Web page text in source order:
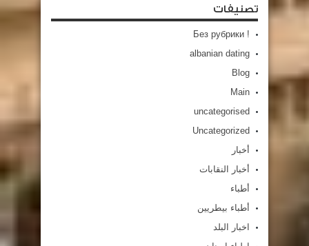
تصنيفات
! Без рубрики
albanian dating
Blog
Main
uncategorised
Uncategorized
أخبار
أخبار النقابات
أطباء
أطباء بيطريين
اخبار البلد